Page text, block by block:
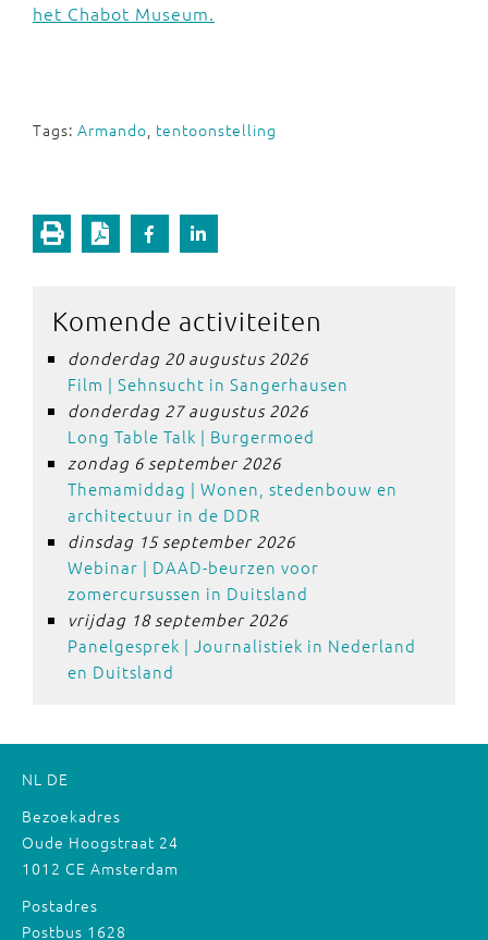
het Chabot Museum.
Tags: Armando, tentoonstelling
Komende activiteiten
donderdag 20 augustus 2026
Film | Sehnsucht in Sangerhausen
donderdag 27 augustus 2026
Long Table Talk | Burgermoed
zondag 6 september 2026
Themamiddag | Wonen, stedenbouw en
architectuur in de DDR
dinsdag 15 september 2026
Webinar | DAAD-beurzen voor
zomercursussen in Duitsland
vrijdag 18 september 2026
Panelgesprek | Journalistiek in Nederland
en Duitsland
NL DE
Bezoekadres
Oude Hoogstraat 24
1012 CE Amsterdam
Postadres
Postbus 1628